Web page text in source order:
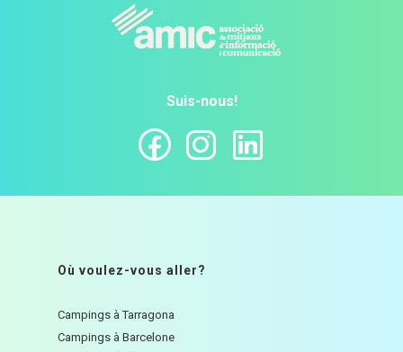
Suis-nous!
Où voulez-vous aller?
Campings à Tarragona
Campings à Barcelone